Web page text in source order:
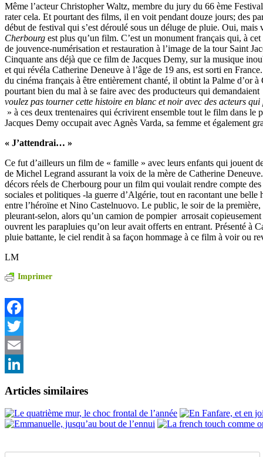
Même l’acteur Christopher Waltz, membre du jury du 66 ème
rater cela. Et pourtant des films, il en voit pendant douze jours; des
début de festival qui s’est déroulé sous un déluge de pluie. Oui,
Cherbourg est plus qu’un film. C’est un monument français qui, à
de jouvence-numérisation et restauration à l’image de la tour Saint
Cinquante ans déjà que ce film de Jacques Demy, sur la musique
et qui révéla Catherine Deneuve à l’âge de 19 ans, est sorti en
du cinéma français à être entièrement chanté, il obtint la Palme d’or
pourtant bien du mal à se faire avec des producteurs qui demandaient
voulez pas tourner cette histoire en blanc et noir avec des acteurs
» à ces deux trentenaires qui écrivirent ensemble tout le film dans le
Jacques Demy occupait avec Agnès Varda, sa femme et également
« J’attendrai… »
Ce fut d’ailleurs un film de « famille » avec leurs enfants qui jouent
de Michel Legrand assurant la voix de la mère de Catherine
décors réels de Cherbourg pour un film qui voulait rendre compte
sociales et politiques -la guerre d’Algérie, tout en racontant une belle
entre l’héroïne et Nino Castelnuovo. Le public, le soir de la
pleurant-selon, alors qu’un camion de pompier arrosait
ouvrent les parapluies qu’on leur avait offerts en entrant. Présenté à
pluie battante, le ciel rendit à sa façon hommage à ce film à voir ou
LM
Imprimer
Facebook
Twitter
Email
Articles similaires